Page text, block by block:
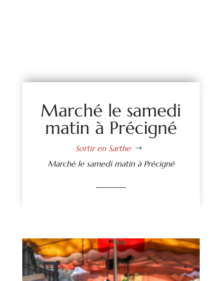
Marché le samedi
matin à Précigné
Sortir en Sarthe $
Marché le samedi matin à Précigné